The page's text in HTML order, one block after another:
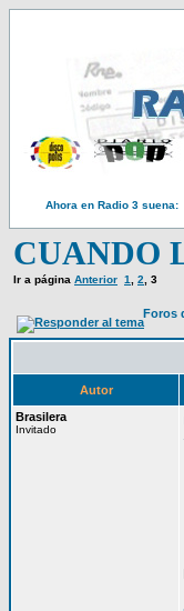
Ahora en Radio 3 suena:
CUANDO
Ir a página Anterior 1 2 3
Foros
Autor
Brasilera
Invitado